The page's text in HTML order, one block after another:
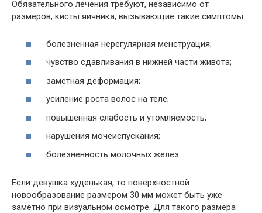
Обязательного лечения требуют, независимо от
размеров, кисты яичника, вызывающие такие симптомы:
болезненная нерегулярная менструация;
чувство сдавливания в нижней части живота;
заметная деформация;
усиление роста волос на теле;
повышенная слабость и утомляемость;
нарушения мочеиспускания;
болезненность молочных желез.
Если девушка худенькая, то поверхностной
новообразование размером 30 мм может быть уже
заметно при визуальном осмотре. Для такого размера